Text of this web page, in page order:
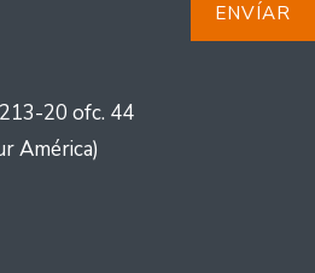
ENVÍAR
20 ofc. 44
América)